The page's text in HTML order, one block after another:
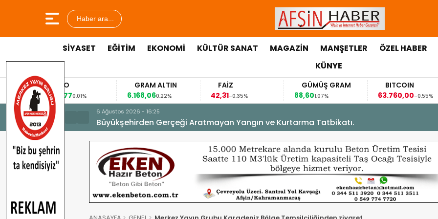
Haber ara...
SİYASET EĞİTİM EKONOMİ KÜLTÜR SANAT MAGAZİN MANŞETLER ÖZEL HABER
KÜNYE
EURO
53,84770,01%
GRAM ALTIN
6.168,060,22%
FAİZ
42,31
-0,35%
GÜMÜŞ GRAM
88,60
1,07%
BITCOIN
63.760,00-0,55%
6 Ağustos 2026 - 16:25
Büyükşehirden Gerçeği Aratmayan Yangın ve Kurtarma Tatbikatı.